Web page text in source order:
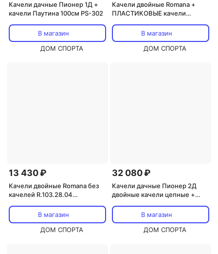
Качели дачные Пионер 1Д +
качели Паутина 100см PS-302
В магазин
ДОМ СПОРТА
Качели двойные Romana +
ПЛАСТИКОВЫЕ качели
В магазин
ДОМ СПОРТА
13 430 ₽
Качели двойные Romana без
качелей R.103.28.04
В магазин
ДОМ СПОРТА
32 080 ₽
Качели дачные Пионер 2Д
двойные качели цепные +
В магазин
ДОМ СПОРТА